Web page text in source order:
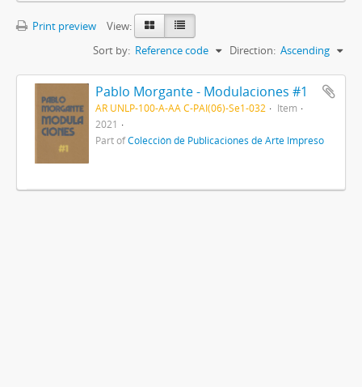
Print preview
View:
Sort by: Reference code Direction: Ascending
Pablo Morgante - Modulaciones #1
AR UNLP-100-A-AA C-PAI(06)-Se1-032
Item
2021
Part ofColección de Publicaciones de Arte Impreso